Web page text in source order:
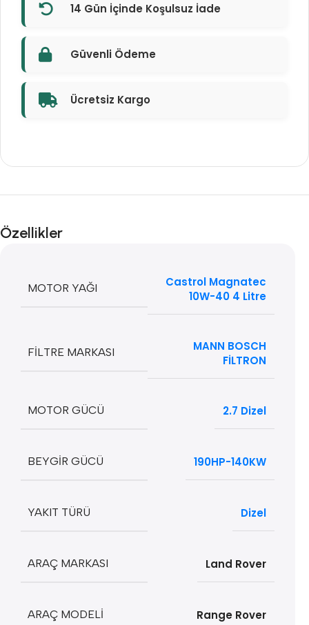
14 Gün İçinde Koşulsuz İade
Güvenli Ödeme
Ücretsiz Kargo
Özellikler
MOTOR YAĞI
Castrol Magnatec
10W-40 4 Litre
FILTRE MARKASI
MANN BOSCH
FİLTRON
MOTOR GÜCÜ 2.7 Dizel
BEYGIR GÜCÜ 190HP-140KW
YAKIT TÜRÜ Dizel
ARAÇ MARKASI Land Rover
ARAÇ MODELI Range Rover